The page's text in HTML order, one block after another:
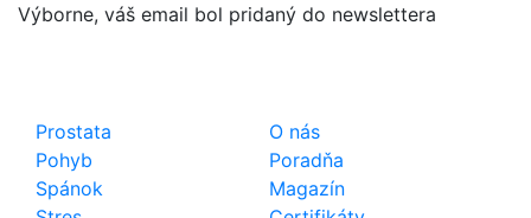
Výborne, váš email bol pridaný do newslettera
Prostata
Pohyb
Spánok
O nás
Poradňa
Magazín